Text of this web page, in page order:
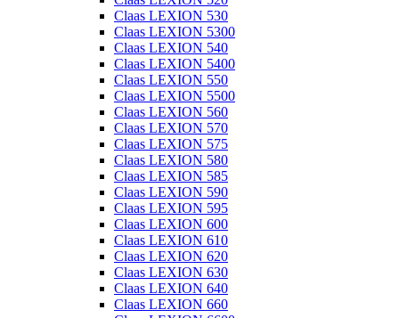
Claas LEXION 530
Claas LEXION 5300
Claas LEXION 540
Claas LEXION 5400
Claas LEXION 550
Claas LEXION 5500
Claas LEXION 560
Claas LEXION 570
Claas LEXION 575
Claas LEXION 580
Claas LEXION 585
Claas LEXION 590
Claas LEXION 595
Claas LEXION 600
Claas LEXION 610
Claas LEXION 620
Claas LEXION 630
Claas LEXION 640
Claas LEXION 660